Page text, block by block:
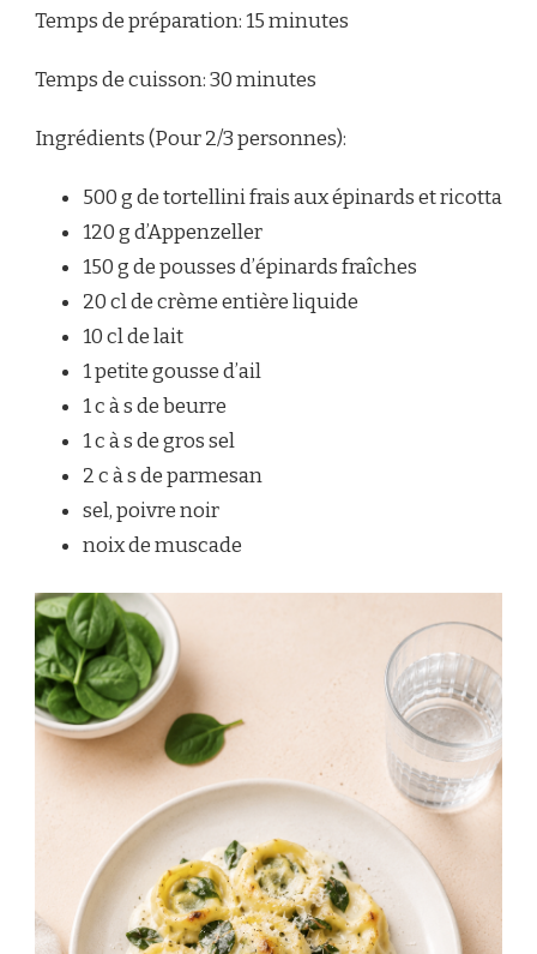
Temps de préparation: 15 minutes
Temps de cuisson: 30 minutes
Ingrédients (Pour 2/3 personnes):
500 g de tortellini frais aux épinards et ricotta
120 g d’Appenzeller
150 g de pousses d’épinards fraîches
20 cl de crème entière liquide
10 cl de lait
1 petite gousse d’ail
1 c à s de beurre
1 c à s de gros sel
2 c à s de parmesan
sel, poivre noir
noix de muscade